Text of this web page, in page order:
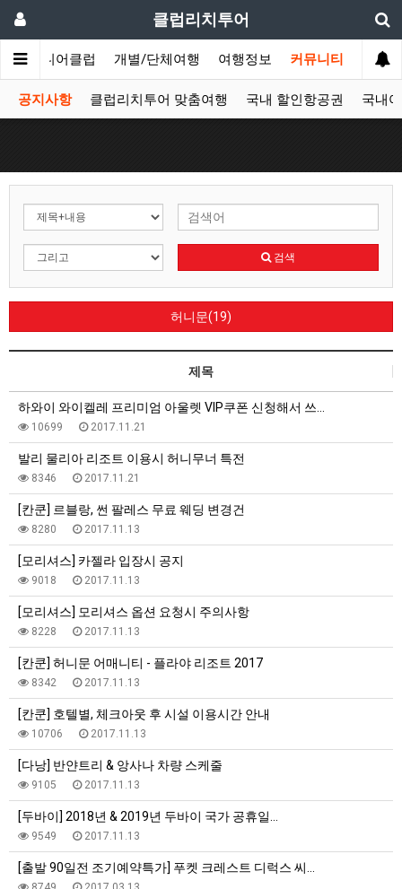
클럽리치투어
시니어클럽 개별/단체여행 여행정보 커뮤니티
공지사항 클럽리치투어 맞춤여행 국내 할인항공권 국내
검색
허니문(19)
제목
하와이 와이켈레 프리미엄 아울렛 VIP쿠폰 신청해서 쓰…
10699 2017.11.21
발리 물리아 리조트 이용시 허니무너 특전
8346 2017.11.21
[칸쿤] 르블랑, 썬 팔레스 무료 웨딩 변경건
8280 2017.11.13
[모리셔스] 카젤라 입장시 공지
9018 2017.11.13
[모리셔스] 모리셔스 옵션 요청시 주의사항
8228 2017.11.13
[칸쿤] 허니문 어매니티 - 플라야 리조트 2017
8342 2017.11.13
[칸쿤] 호텔별, 체크아웃 후 시설 이용시간 안내
10706 2017.11.13
[다낭] 반얀트리 & 앙사나 차량 스케줄
9105 2017.11.13
[두바이] 2018년 & 2019년 두바이 국가 공휴일…
9549 2017.11.13
[출발 90일전 조기예약특가] 푸켓 크레스트 디럭스 씨…